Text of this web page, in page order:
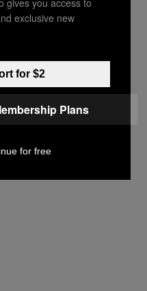
di immondizia e
anche una
gang, così negli
la chiuse.
exclusive new
for $2
Plans
for free